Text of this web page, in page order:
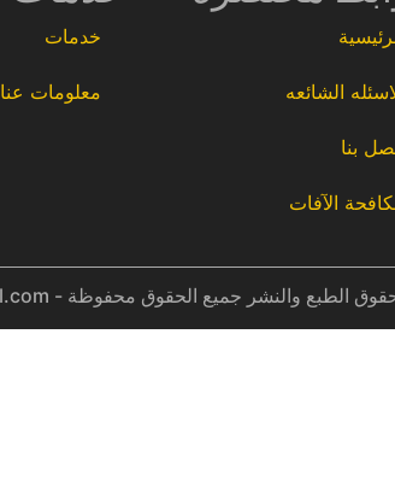
الشائعه
بنا
الآفات
خدمات
معلومات عنا